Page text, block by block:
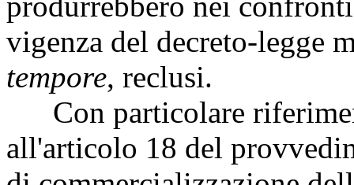
vigenza del decreto-legge
tempore, reclusi.
Con particolare
all'articolo 18 del